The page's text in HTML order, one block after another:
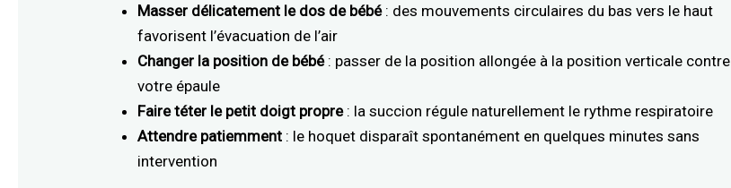
Masser délicatement le dos de bébé: des mouvements circulaires du bas vers le haut
favorisent l’évacuation de l’air
Changer la position de bébé: passer de la position allongée à la position verticale contre
votre épaule
Faire téter le petit doigt propre: la succion régule naturellement le rythme respiratoire
Attendre patiemment : le hoquet disparaît spontanément en quelques minutes sans
intervention